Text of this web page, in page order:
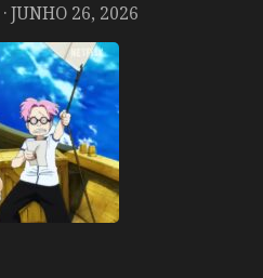
·JUNHO 26, 2026